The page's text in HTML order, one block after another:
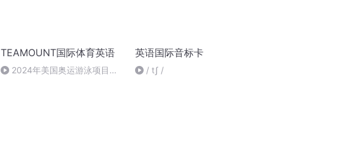
TEAMOUNT国际体育英语
2024年美国奥运游泳项目选
英语国际音标卡
/ tʃ /